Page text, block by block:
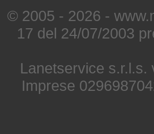
© 2005 - 2026 -
17 del 24/07/2003
Lanetservice s.r.l.s.
Imprese